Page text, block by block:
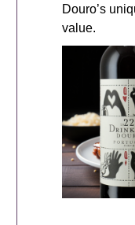
Douro’s
value.